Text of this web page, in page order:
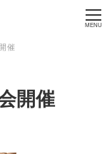
MENU
催
開催